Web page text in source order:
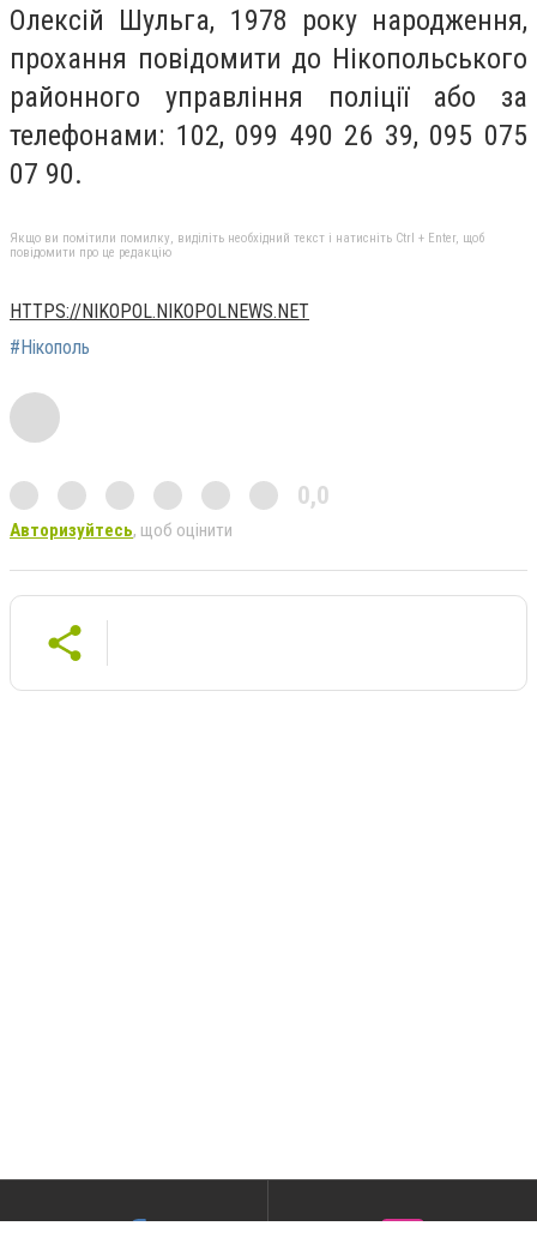
Олексій Шульга, 1978 року народження,
прохання повідомити до Нікопольського
районного управління поліції або за
телефонами: 102, 099 490 26 39, 095 075
07 90.
Якщо ви помітили помилку, виділіть необхідний текст і натисніть Ctrl + Enter, щоб
повідомити про це редакцію
HTTPS://NIKOPOL.NIKOPOLNEWS.NET
#Нікополь
0,0
Авторизуйтесь, щоб оцінити